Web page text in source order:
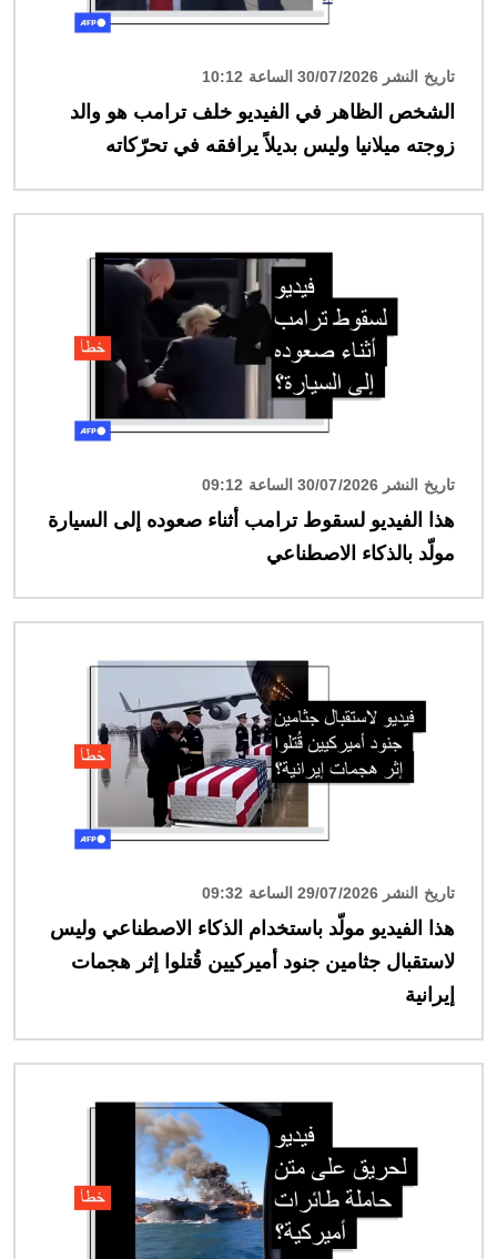
تاريخ النشر 30/07/2026 الساعة 10:12
الشخص الظاهر في الفيديو خلف ترامب هو والد
زوجته ميلانيا وليس بديلاً يرافقه في تحرّكاته
تاريخ النشر 30/07/2026 الساعة 09:12
هذا الفيديو لسقوط ترامب أثناء صعوده إلى السيارة
مولّد بالذكاء الاصطناعي
تاريخ النشر 29/07/2026 الساعة 09:32
هذا الفيديو مولّد باستخدام الذكاء الاصطناعي وليس
لاستقبال جثامين جنود أميركيين قُتلوا إثر هجمات
إيرانية